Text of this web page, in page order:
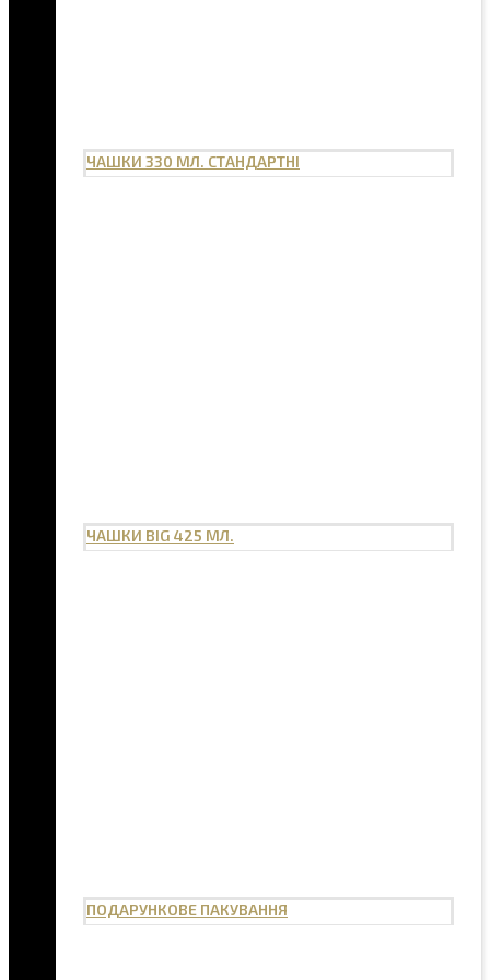
ЧАШКИ 330 МЛ. СТАНДАРТНІ
ЧАШКИ BIG 425 МЛ.
ПОДАРУНКОВЕ ПАКУВАННЯ